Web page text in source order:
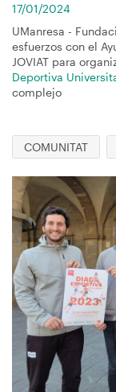
17/01/2024
UManresa -
esfuerzos con el
JOVIAT para
Deportiva
complejo
COMUNITAT
Imagen